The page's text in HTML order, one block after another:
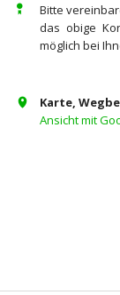
Bitte
das obige
möglich bei
Karte,
Ansicht mit